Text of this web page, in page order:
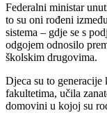
Federalni ministar
to su oni rođeni
sistema – gdje se s
odgojem odnosilo
školskim drugovima.
Djeca su to
fakultetima, učila
domovini u kojoj su